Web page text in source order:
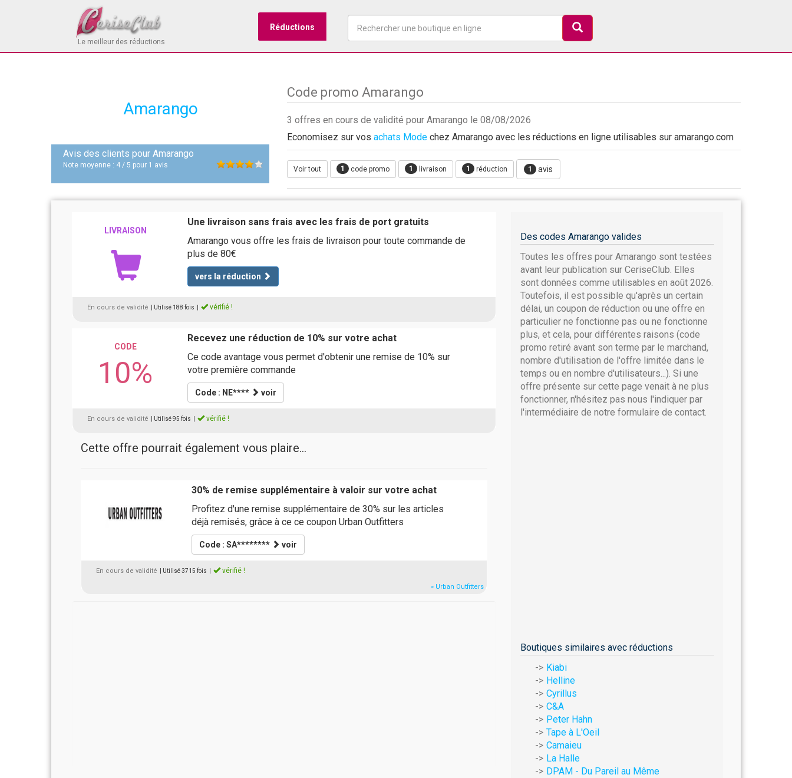
Le meilleur des réductions
Réductions
Amarango
Avis des clients pour Amarango
Note moyenne : 4 / 5 pour 1 avis
Code promo Amarango
3 offres en cours de validité pour Amarango le 08/08/2026
Economisez sur vos achats Mode chez Amarango avec les réductions en ligne utilisables sur amarango.com
Voir tout 1 code promo 1 livraison 1 réduction 1 avis
LIVRAISON
Une livraison sans frais avec les frais de port gratuits
Amarango vous offre les frais de livraison pour toute commande de
plus de 80€
vers la réduction
En cours de validité | Utilisé 188 fois vérifié !
CODE
10%
Recevez une réduction de 10% sur votre achat
Ce code avantage vous permet d'obtenir une remise de 10% sur
votre première commande
Code : NE**** voir
En cours de validité | Utilisé 95 fois vérifié !
Cette offre pourrait également vous plaire...
30% de remise supplémentaire à valoir sur votre achat
Profitez d'une remise supplémentaire de 30% sur les articles
déjà remisés, grâce à ce ce coupon Urban Outfitters
Code : SA******** voir
En cours de validité | Utilisé 3715 fois vérifié !
» Urban Outfitters
Des codes Amarango valides
Toutes les offres pour Amarango sont testées
avant leur publication sur CeriseClub. Elles
sont données comme utilisables en août 2026.
Toutefois, il est possible qu'après un certain
délai, un coupon de réduction ou une offre en
particulier ne fonctionne pas ou ne fonctionne
plus, et cela, pour différentes raisons (code
promo retiré avant son terme par le marchand,
nombre d'utilisation de l'offre limitée dans le
temps ou en nombre d'utilisateurs...). Si une
offre présente sur cette page venait à ne plus
fonctionner, n'hésitez pas nous l'indiquer par
l'intermédiaire de notre formulaire de contact.
Boutiques similaires avec réductions
Kiabi
Helline
Cyrillus
C&A
Peter Hahn
Tape à L'Oeil
Camaieu
La Halle
DPAM - Du Pareil au Même